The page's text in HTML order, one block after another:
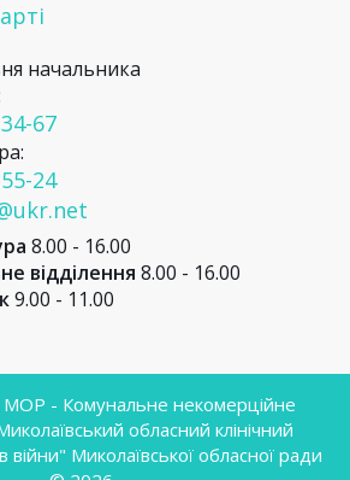
начальника
67
24
8.00 - 16.00
відділення 8.00 - 16.00
9.00 - 11.00
- Комунальне некомерційне
обласний клінічний
війни" Миколаївської обласної ради